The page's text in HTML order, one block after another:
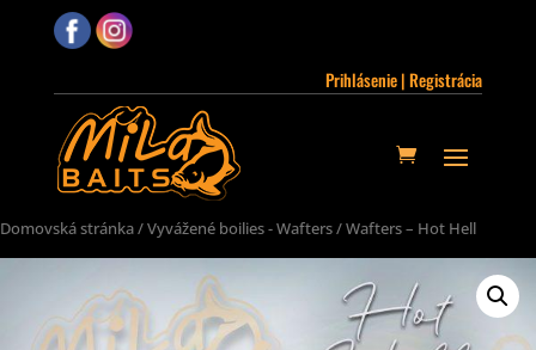
Prihlásenie | Registrácia
Domovská stránka/Vyvážené boilies - Wafters/ Wafters – Hot Hell